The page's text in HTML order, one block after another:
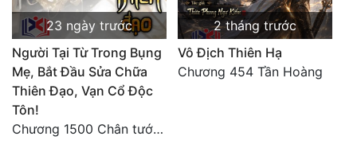
23 ngày trước
Người Tại Từ Trong Bụng
Mẹ, Bắt Đầu Sửa Chữa
Thiên Đạo, Vạn Cổ Độc
Tôn!
Chương 1500 Chân tướng thế giới! Tam thế hợp nhất! (kết thúc) (5)
2 tháng trước
Vô Địch Thiên Hạ
Chương 454 Tần Hoàng